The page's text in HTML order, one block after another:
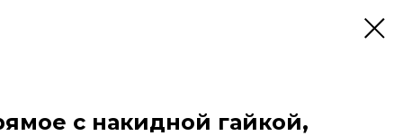
с накидной гайкой,